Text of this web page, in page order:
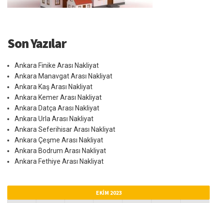
Son Yazılar
Ankara Finike Arası Nakliyat
Ankara Manavgat Arası Nakliyat
Ankara Kaş Arası Nakliyat
Ankara Kemer Arası Nakliyat
Ankara Datça Arası Nakliyat
Ankara Urla Arası Nakliyat
Ankara Seferihisar Arası Nakliyat
Ankara Çeşme Arası Nakliyat
Ankara Bodrum Arası Nakliyat
Ankara Fethiye Arası Nakliyat
EKIM 2023